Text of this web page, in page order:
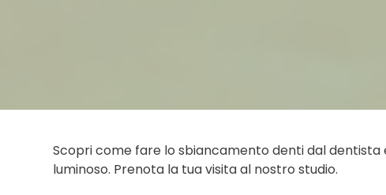
Scopri come fare lo sbiancamento denti dal
luminoso. Prenota la tua visita al nostro studio.